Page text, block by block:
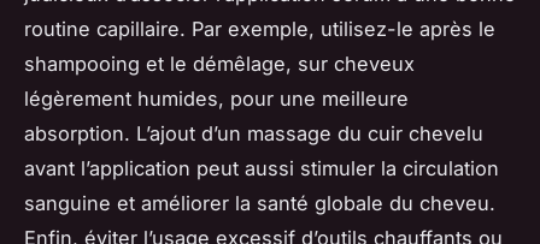
routine capillaire. Par exemple, utilisez-le après le
shampooing et le démêlage, sur cheveux
légèrement humides, pour une meilleure
absorption. L’ajout d’un massage du cuir chevelu
avant l’application peut aussi stimuler la circulation
sanguine et améliorer la santé globale du cheveu.
Enfin, éviter l’usage excessif d’outils chauffants ou